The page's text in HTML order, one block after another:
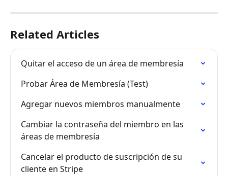
Related Articles
Quitar el acceso de un área de membresía
Probar Área de Membresía (Test)
Agregar nuevos miembros manualmente
Cambiar la contraseña del miembro en las
áreas de membresía
Cancelar el producto de suscripción de su
cliente en Stripe